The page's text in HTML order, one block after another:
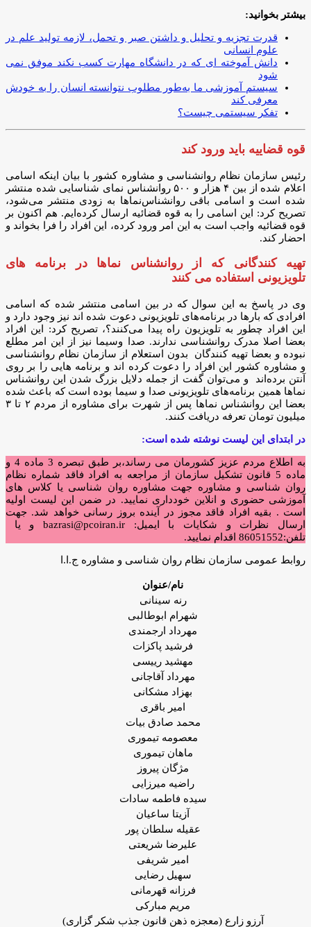
بیشتر بخوانید:
قدرت تجزيه و تحليل و داشتن صبر و تحمل، لازمه توليد علم در
علوم انسانى
دانش آموخته ای که در دانشگاه مهارت کسب نکند موفق نمی
شود
سیستم آموزشی ما به‌طور مطلوب نتوانسته انسان را به خودش
معرفی کند
تفکر سیستمی چیست؟
قوه قضاییه باید ورود کند
رئیس سازمان نظام روانشناسی و مشاوره کشور با بیان اینکه اسامی
اعلام شده از بین ۴ هزار و ۵۰۰ روانشناس نمای شناسایی شده منتشر
شده است و اسامی باقی روانشناس‌نماها به زودی منتشر می‌شود،
تصریح کرد: این اسامی را به قوه قضائیه ارسال کرده‌ایم. هم اکنون بر
قوه قضائیه واجب است به این امر ورود کرده، این افراد را فرا بخواند و
احضار کند.
تهیه کنندگانی که از روانشناس نماها در برنامه های
تلویزیونی استفاده می کنند
وی در پاسخ به این سوال که در بین اسامی منتشر شده که اسامی
افرادی که بارها در برنامه‌های تلویزیونی دعوت شده اند نیز وجود دارد و
این افراد چطور به تلویزیون راه پیدا می‌کنند؟، تصریح کرد: این افراد
بعضا اصلا مدرک روانشناسی ندارند. صدا وسیما نیز از این امر مطلع
نبوده و بعضا تهیه کنندگان بدون استعلام از سازمان نظام روانشناسی
و مشاوره کشور این افراد را دعوت کرده اند و برنامه هایی را بر روی
آنتن برده‌اند و می‌توان گفت از جمله دلایل بزرگ شدن این روانشناس
نماها همین برنامه‌های تلویزیونی صدا و سیما بوده‌ است که باعث شده
بعضا این روانشناس نماها پس از شهرت برای مشاوره از مردم ۲ تا ۳
میلیون تومان تعرفه دریافت کنند.
در ابتدای این لیست نوشته شده است:
به اطلاع مردم عزیز کشورمان می رساند،بر طبق تبصره 3 ماده 4 و
ماده 5 قانون تشکیل سازمان از مراجعه به افراد فاقد شماره نظام
روان شناسی و مشاوره جهت مشاوره روان شناسی یا کلاس های
آموزشی حضوری و انلاین خودداری نمایید. در ضمن این لیست اولیه
است . بقیه افراد فاقد مجوز در آینده بروز رسانی خواهد شد. جهت
ارسال نظرات و شکایات با ایمیل: bazrasi@pcoiran.ir و یا
تلفن:86051552 اقدام نمایید.
روابط عمومی سازمان نظام روان شناسی و مشاوره ج.ا.ا
نام/عنوان
رنه سینانی
شهرام ابوطالبی
مهرداد ارجمندی
فرشید پاکزات
مهشید رییسی
مهرداد آقاجانی
بهزاد مشکانی
امیر باقری
محمد صادق بیات
معصومه تیموری
ماهان تیموری
مژگان پیروز
راضیه میرزایی
سیده فاطمه سادات
آزیتا ساعیان
عقیله سلطان پور
علیرضا شریعتی
امیر شریفی
سهیل رضایی
فرزانه قهرمانی
مریم مبارکی
آرزو زارع (معجزه ذهن قانون جذب شکر گزاری)